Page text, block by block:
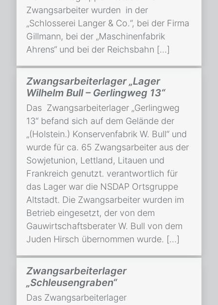
Zwangsarbeiter wurden in der
„Schlosserei Langer & Co.“, bei der Firma
Gillmann, bei der „Maschinenfabrik
Ahrens“ und bei der Reichsbahn […]
Zwangsarbeiterlager „Lager
Wilhelm Bull – Gerlingweg 13“
Das Zwangsarbeiterlager „Gerlingweg
13“ befand sich auf dem Gelände der
„(Holstein.) Konservenfabrik W. Bull“ und
wurde für ca. 65 Zwangsarbeiter aus der
Sowjetunion, Lettland, Litauen und
Frankreich genutzt. verantwortlich für
das Lager war die NSDAP Ortsgruppe
Altstadt. Die Zwangsarbeiter wurden im
Betrieb eingesetzt, der von dem
Gauwirtschaftsberater W. Bull von dem
Juden Hirsch übernommen wurde. […]
Zwangsarbeiterlager
„Schleusengraben“
Das Zwangsarbeiterlager